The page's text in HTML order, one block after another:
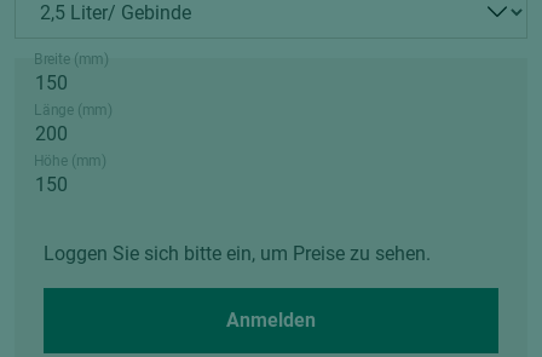
Breite (mm)
Länge (mm)
Höhe (mm)
Loggen Sie sich bitte ein, um Preise zu sehen.
Anmelden